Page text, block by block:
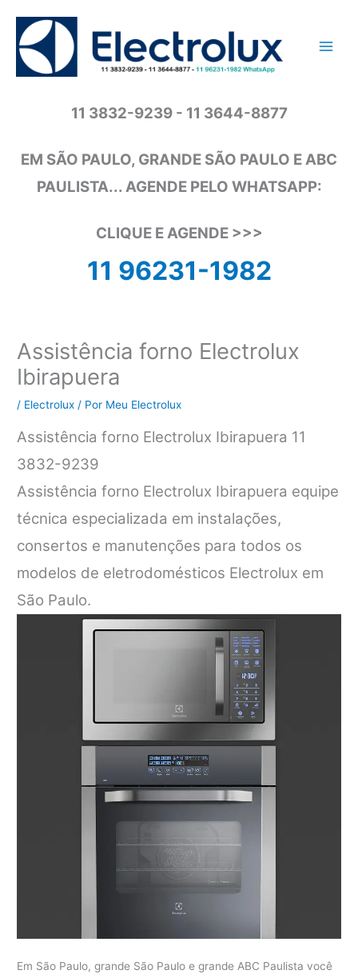
conteúdo
11 3832-9239 - 11 3644-8877
EM SÃO PAULO, GRANDE SÃO PAULO E ABC
PAULISTA... AGENDE PELO WHATSAPP:
CLIQUE E AGENDE >>>
11 96231-1982
Assistência forno Electrolux
Ibirapuera
/ Electrolux / Por Meu Electrolux
Assistência forno Electrolux Ibirapuera 11
3832-9239
Assistência forno Electrolux Ibirapuera equipe
técnica especializada em instalações,
consertos e manutenções para todos os
modelos de eletrodomésticos Electrolux em
São Paulo.
Em São Paulo, grande São Paulo e grande ABC Paulista você